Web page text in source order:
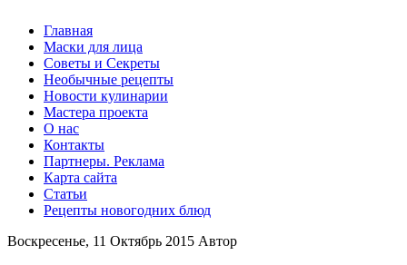
Главная
Маски для лица
Советы и Секреты
Необычные рецепты
Новости кулинарии
Мастера проекта
О нас
Контакты
Партнеры. Реклама
Карта сайта
Статьи
Рецепты новогодних блюд
Воскресенье, 11 Октябрь 2015 Автор